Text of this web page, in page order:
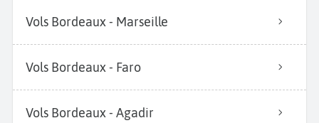
Vols Bordeaux - Marseille
Vols Bordeaux - Faro
Vols Bordeaux - Agadir